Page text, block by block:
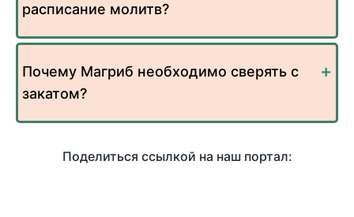
расписание молитв?
Почему Магриб необходимо сверять с
закатом?
Поделиться ссылкой на наш портал: